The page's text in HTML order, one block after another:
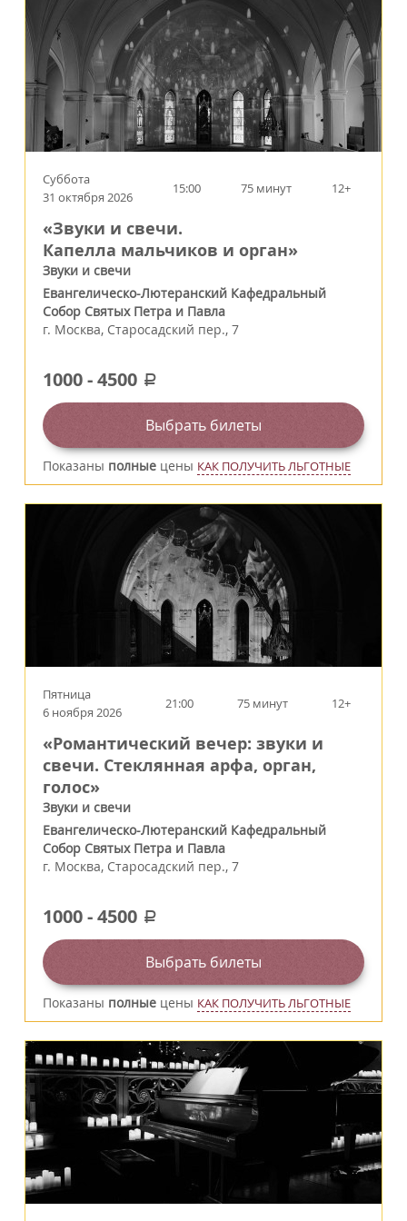
Суббота
31 октября 2026
15:00 75 минут 12+
«Звуки и свечи.
Капелла мальчиков и орган»
Звуки и свечи
Евангелическо-Лютеранский Кафедральный
Собор Святых Петра и Павла
г. Москва, Старосадский пер., 7
1000-4500 a
Выбрать билеты
Показаны полные цены КАК ПОЛУЧИТЬ ЛЬГОТНЫЕ
Пятница
6 ноября 2026
21:00 75 минут 12+
«Романтический вечер: звуки и
свечи. Стеклянная арфа, орган,
голос»
Звуки и свечи
Евангелическо-Лютеранский Кафедральный
Собор Святых Петра и Павла
г. Москва, Старосадский пер., 7
1000-4500 a
Выбрать билеты
Показаны полные цены КАК ПОЛУЧИТЬ ЛЬГОТНЫЕ